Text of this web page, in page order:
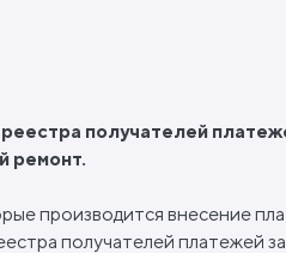
получателей
ремонт.
производится внесение
получателей платежей